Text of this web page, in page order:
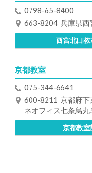
0798-65-8400
663-8204 兵庫県西
西宮北口教
京都教室
075-344-6641
600-8211 京都府下
ネオフィス七条烏丸
京都教室